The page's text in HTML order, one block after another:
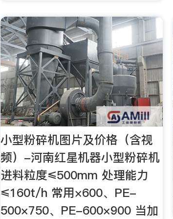
小型粉碎机图片及价格（含视
频）-河南红星机器小型粉碎机
进料粒度≤500mm 处理能力
≤160t/h 常用×600、PE-
500×750、PE-600×900 当加